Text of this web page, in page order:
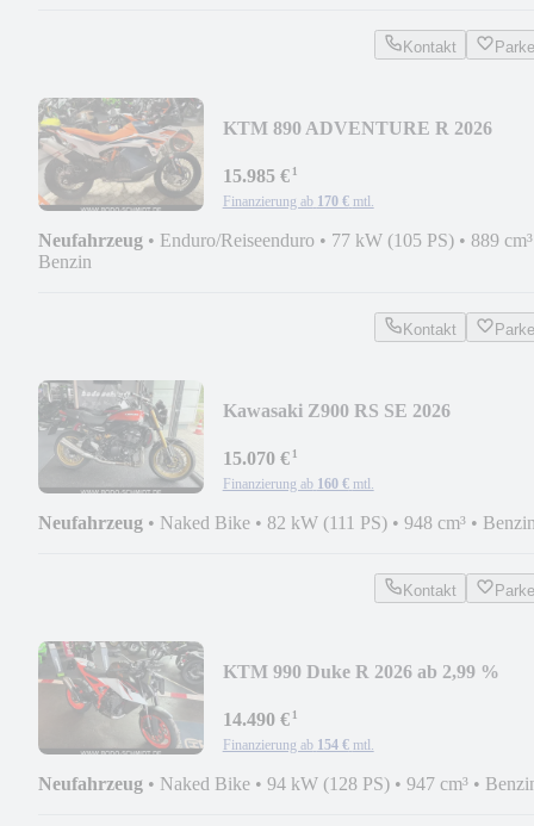
Kontakt
KTM 890 ADVENTURE R 2026
15.985 €¹
Finanzierung ab 170 € mtl.
Neufahrzeug • Enduro/Reiseenduro • 77 kW (105 PS) • 889 cm³
Benzin
Kontakt
Kawasaki Z900 RS SE 2026
15.070 €¹
Finanzierung ab 160 € mtl.
Neufahrzeug • Naked Bike • 82 kW (111 PS) • 948 cm³ •
Kontakt
KTM 990 Duke R 2026 ab 2,99 %
14.490 €¹
Finanzierung ab 154 € mtl.
Neufahrzeug • Naked Bike • 94 kW (128 PS) • 947 cm³ •